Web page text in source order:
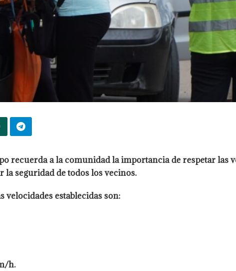
recuerda a la comunidad la importancia de respetar
seguridad de todos los vecinos.
velocidades establecidas son:
h.